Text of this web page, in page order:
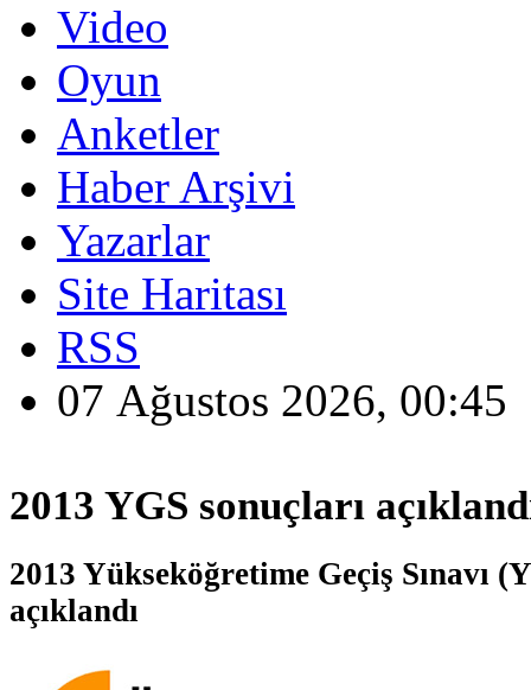
Video
Oyun
Anketler
Haber Arşivi
Yazarlar
Site Haritası
RSS
07 Ağustos 2026, 00:45
2013 YGS sonuçları
2013 Yükseköğretime Geçiş Sınavı
açıklandı